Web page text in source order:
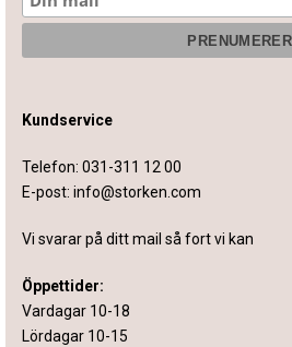
Kundservice
Telefon: 031-311 12 00
E-post: info@storken.com
Vi svarar på ditt mail så fort vi kan
Öppettider:
Vardagar 10-18
Lördagar 10-15